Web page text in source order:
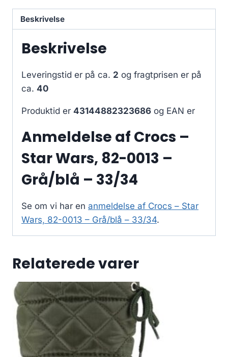
Beskrivelse
Beskrivelse
Leveringstid er på ca. 2 og fragtprisen er på
ca. 40
Produktid er 43144882323686 og EAN er
Anmeldelse af Crocs –
Star Wars, 82-0013 –
Grå/blå – 33/34
Se om vi har en anmeldelse af Crocs – Star
Wars, 82-0013 – Grå/blå – 33/34.
Relaterede varer